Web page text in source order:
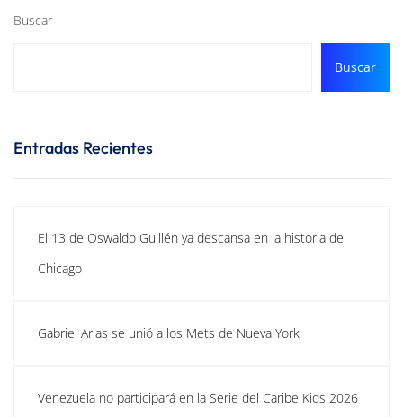
Buscar
Buscar
Entradas Recientes
El 13 de Oswaldo Guillén ya descansa en la historia de
Chicago
Gabriel Arias se unió a los Mets de Nueva York
Venezuela no participará en la Serie del Caribe Kids 2026